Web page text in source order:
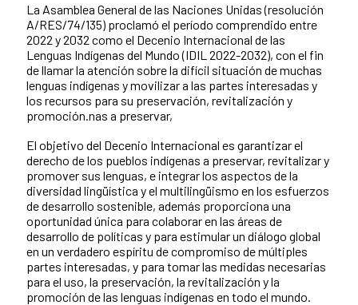
La Asamblea General de las Naciones Unidas (resolución
A/RES/74/135) proclamó el período comprendido entre
2022 y 2032 como el Decenio Internacional de las
Lenguas Indígenas del Mundo (IDIL 2022-2032), con el fin
de llamar la atención sobre la difícil situación de muchas
lenguas indígenas y movilizar a las partes interesadas y
los recursos para su preservación, revitalización y
promoción.nas a preservar,
El objetivo del Decenio Internacional es garantizar el
derecho de los pueblos indígenas a preservar, revitalizar y
promover sus lenguas, e integrar los aspectos de la
diversidad lingüística y el multilingüismo en los esfuerzos
de desarrollo sostenible, además proporciona una
oportunidad única para colaborar en las áreas de
desarrollo de políticas y para estimular un diálogo global
en un verdadero espíritu de compromiso de múltiples
partes interesadas, y para tomar las medidas necesarias
para el uso, la preservación, la revitalización y la
promoción de las lenguas indígenas en todo el mundo.